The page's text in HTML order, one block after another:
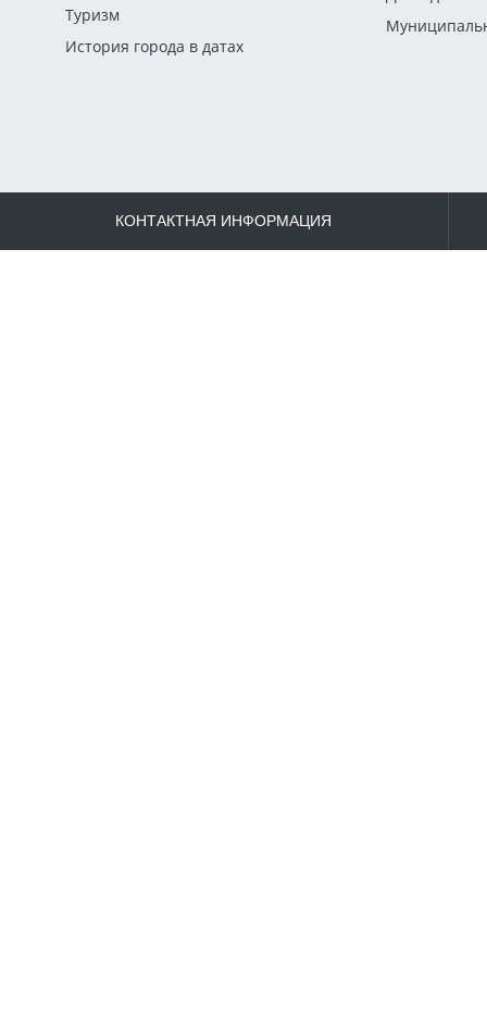
Туризм
История города в датах
КОНТАКТНАЯ ИНФОРМАЦИЯ